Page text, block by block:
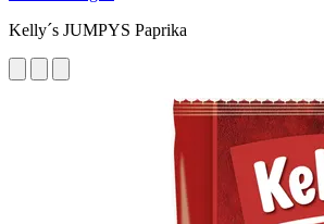
Kelly´s JUMPYS Paprika